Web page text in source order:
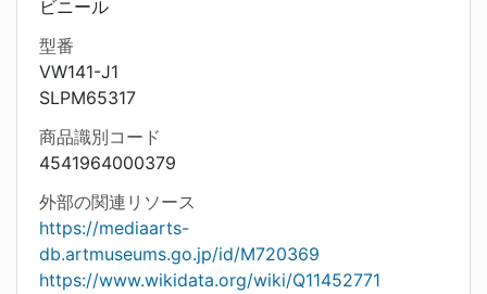
ビニール
型番
VW141-J1
SLPM65317
商品識別コード
4541964000379
外部の関連リソース
https://mediaarts-
db.artmuseums.go.jp/id/M720369
https://www.wikidata.org/wiki/Q11452771